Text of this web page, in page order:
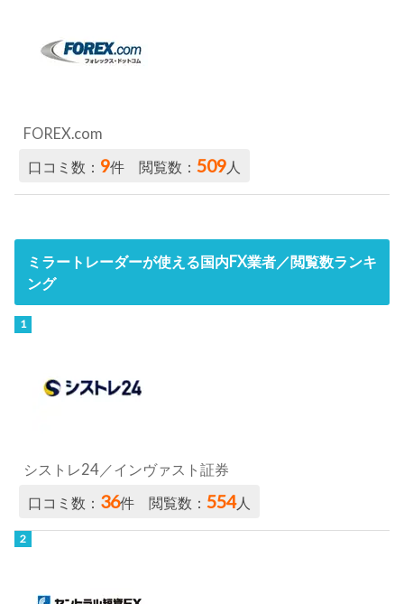
FOREX.com
口コミ数： 9件 閲覧数：509人
ミラートレーダーが使える国内FX業者／閲覧数ランキ
ング
シストレ24／インヴァスト証券
口コミ数： 36件 閲覧数：554人